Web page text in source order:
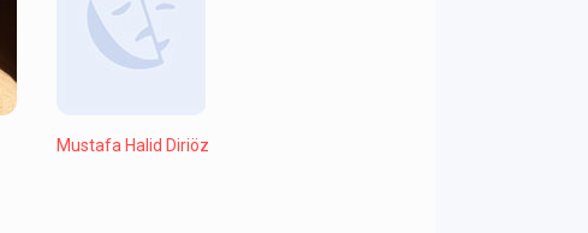
Mustafa Halid Diriöz